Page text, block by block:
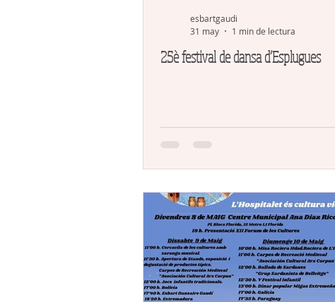
25è festival de dansa d’Esplugues
esbartgaudi
31 may
1 min de lectura